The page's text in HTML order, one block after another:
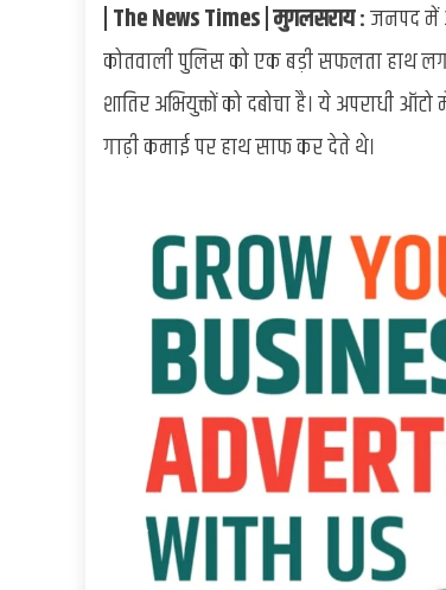
| The News Times | मुगलसराय :जनपद में
कोतवाली पुलिस को एक बड़ी सफलता हाथ
शातिर अभियुक्तों को दबोचा है। ये अपराधी
गाढ़ी कमाई पर हाथ साफ कर देते थे।